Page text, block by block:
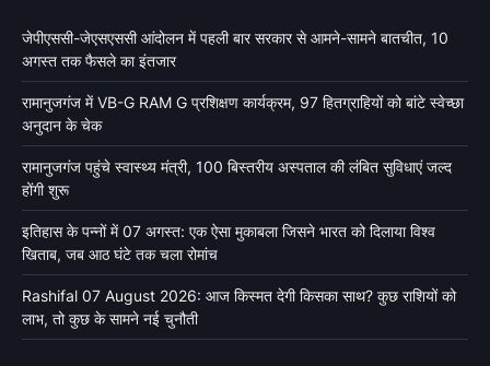
जेपीएससी-जेएसएससी आंदोलन में पहली बार सरकार से आमने-सामने बातचीत, 10
अगस्त तक फैसले का इंतजार
रामानुजगंज में VB-G RAM G प्रशिक्षण कार्यक्रम, 97 हितग्राहियों को बांटे स्वेच्छा
अनुदान के चेक
रामानुजगंज पहुंचे स्वास्थ्य मंत्री, 100 बिस्तरीय अस्पताल की लंबित सुविधाएं जल्द
होंगी शुरू
इतिहास के पन्नों में 07 अगस्त: एक ऐसा मुकाबला जिसने भारत को दिलाया विश्व
खिताब, जब आठ घंटे तक चला रोमांच
Rashifal 07 August 2026: आज किस्मत देगी किसका साथ? कुछ राशियों को
लाभ, तो कुछ के सामने नई चुनौती